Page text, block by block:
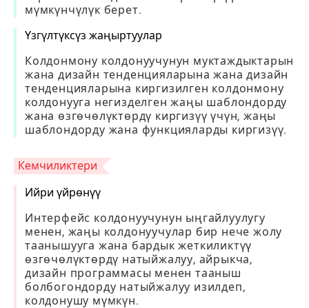
мүмкүнчүлүк берет.
Үзгүлтүксүз жаңыртуулар
Колдонмону колдонуучунун муктаждыктарын
жана дизайн тенденцияларына жана дизайн
тенденцияларына киргизилген колдонмону
колдонууга негизделген жаңы шаблондорду
жана өзгөчөлүктөрдү киргизүү үчүн, жаңы
шаблондорду жана функцияларды киргизүү.
Кемчиликтери
Ийри үйрөнүү
Интерфейс колдонуучунун ыңгайлуулугу
менен, жаңы колдонуучулар бир нече жолу
таанышууга жана бардык жеткиликтүү
өзгөчөлүктөрдү натыйжалуу, айрыкча,
дизайн программасы менен тааныш
болбогондорду натыйжалуу изилдеп,
колдонушу мүмкүн.